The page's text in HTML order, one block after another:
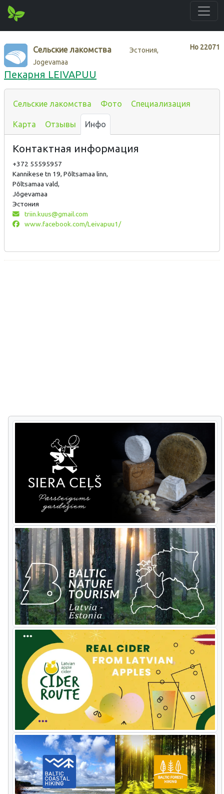
Нo 22071
Сельские лакомства
Эстония,
Jogevamaa
Пекарня LEIVAPUU
Сельские лакомства Фото Специализация
Карта Отзывы Инфо
Контактная информация
+372 55595957
Kannikese tn 19, Põltsamaa linn,
Põltsamaa vald,
Jõgevamaa
Эстония
triin.kuus@gmail.com
www.facebook.com/Leivapuu1/